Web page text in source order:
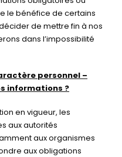
le bénéfice de certains
de mettre fin à nos
dans l’impossibilité
personnel –
informations ?
en vigueur, les
aux autorités
aux organismes
aux obligations